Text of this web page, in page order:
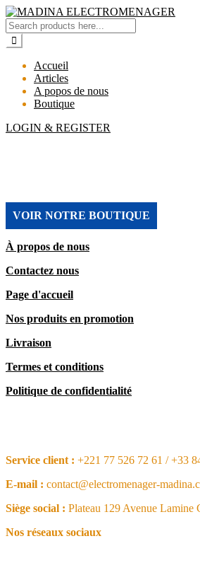
Accueil
Articles
A popos de nous
Boutique
LOGIN & REGISTER
VOIR NOTRE BOUTIQUE
À propos de nous
Contactez nous
Page d'accueil
Nos produits en promotion
Livraison
Termes et conditions
Politique de confidentialité
Service client : +221 77 526 72 61 / +33
E-mail : contact@electromenager-
Siège social : Plateau 129 Avenue Lamine
Nos réseaux sociaux